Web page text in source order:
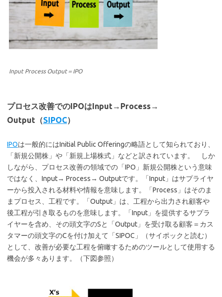
Input Process Output＝IPO
プロセス改善でのIPOはInput→Process→
Output（SIPOC）
IPOは一般的にはInitial Public Offeringの略語として知られており、
「新規公開株」や「新規上場株式」などと訳されています。 しか
しながら、プロセス改善の領域での「IPO」新規公開株という意味
ではなく、Input→ Process→ Outputです。「Input」はサプライヤ
ーから投入される材料や情報を意味します。「Process」はそのま
まプロセス、工程です。「Output」は、工程から出力され顧客や
後工程が引き取るものを意味します。「Input」を提供するサプラ
イヤーを含め、その頭文字のSと「Output」を受け取る顧客＝カス
タマーの頭文字のCを付け加えて「SIPOC」（サイポックと読む）
として、改善が必要な工程を俯瞰するためのツールとして使用する
機会が多々あります。（下図参照）